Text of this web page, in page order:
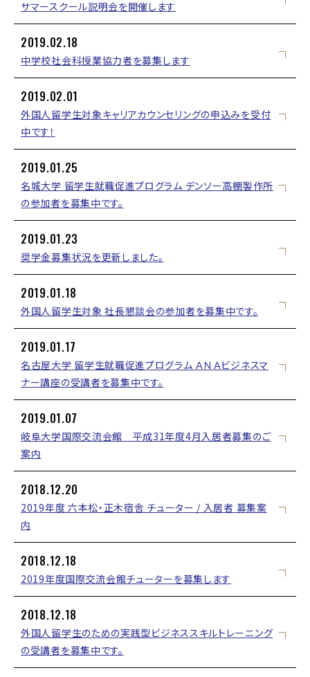
サマースクール説明会を開催します
2019.02.18
中学校社会科授業協力者を募集します
2019.02.01
外国人留学生対象キャリアカウンセリングの申込みを受付
中です！
2019.01.25
名城大学 留学生就職促進プログラム デンソー高棚製作所
の参加者を募集中です。
2019.01.23
奨学金募集状況を更新しました。
2019.01.18
外国人留学生対象 社長懇談会の参加者を募集中です。
2019.01.17
名古屋大学 留学生就職促進プログラム ＡＮＡビジネスマ
ナー講座の受講者を募集中です。
2019.01.07
岐阜大学国際交流会館 平成31年度4月入居者募集のご
案内
2018.12.20
2019年度 六本松・正木宿舎 チューター / 入居者 募集案
内
2018.12.18
2019年度国際交流会館チューターを募集します
2018.12.18
外国人留学生のための実践型ビジネススキルトレーニング
の受講者を募集中です。